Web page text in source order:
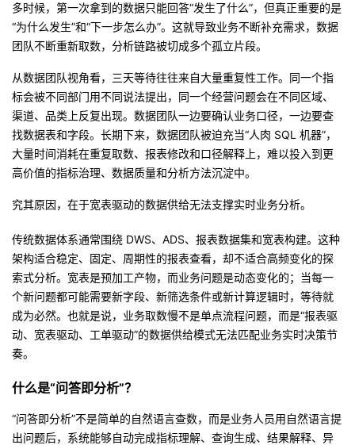
子
直
的
动
我
关
注
我
的
开
学
堂
我
的
课
我
的
我
我
的
我
持
我
的
术
我
云
多时候，第一次拿到的数据只能回答“发生了什么”，但真正重要的是
“为什么发生”和“下一步怎么办”。这就导致业务不断补充需求，数据
团队不断重新取数，分析链路被切成多个孤立片段。
从数据团队视角看，三天等待往往来自大量重复性工作。同一个指
标会被不同部门用不同说法提出，同一个经营问题会在不同区域、
渠道、品类上反复出现。数据团队一边要确认业务口径，一边要查
找数据表和字段。长期下来，数据团队被迫充当“人肉 SQL 机器”，
大量时间消耗在重复取数、报表修改和口径解释上，难以投入到更
高价值的指标治理、数据质量和分析方法沉淀中。
究其原因，在于宽表驱动的数据供给无法支撑实时业务分析。
传统数据体系通常围绕 DWS、ADS、报表数据集和宽表构建。这种
架构适合稳定、固定、周期性的报表查看，却不适合高频变化的探
索式分析。宽表是预加工产物，而业务问题是动态变化的；当每一
个新问题都可能需要新字段、新筛选条件或新计算逻辑时，等待就
成为必然。也就是说，业务取数慢不是单点流程问题，而是“报表驱
动、宽表驱动、工单驱动”的数据供给模式无法匹配业务实时决策节
奏。
什么是“问答即分析”？
“问答即分析”不是简单的自然语言查数，而是业务人员用自然语言提
出问题后，系统能够自动完成指标理解、查询生成、结果解释、异